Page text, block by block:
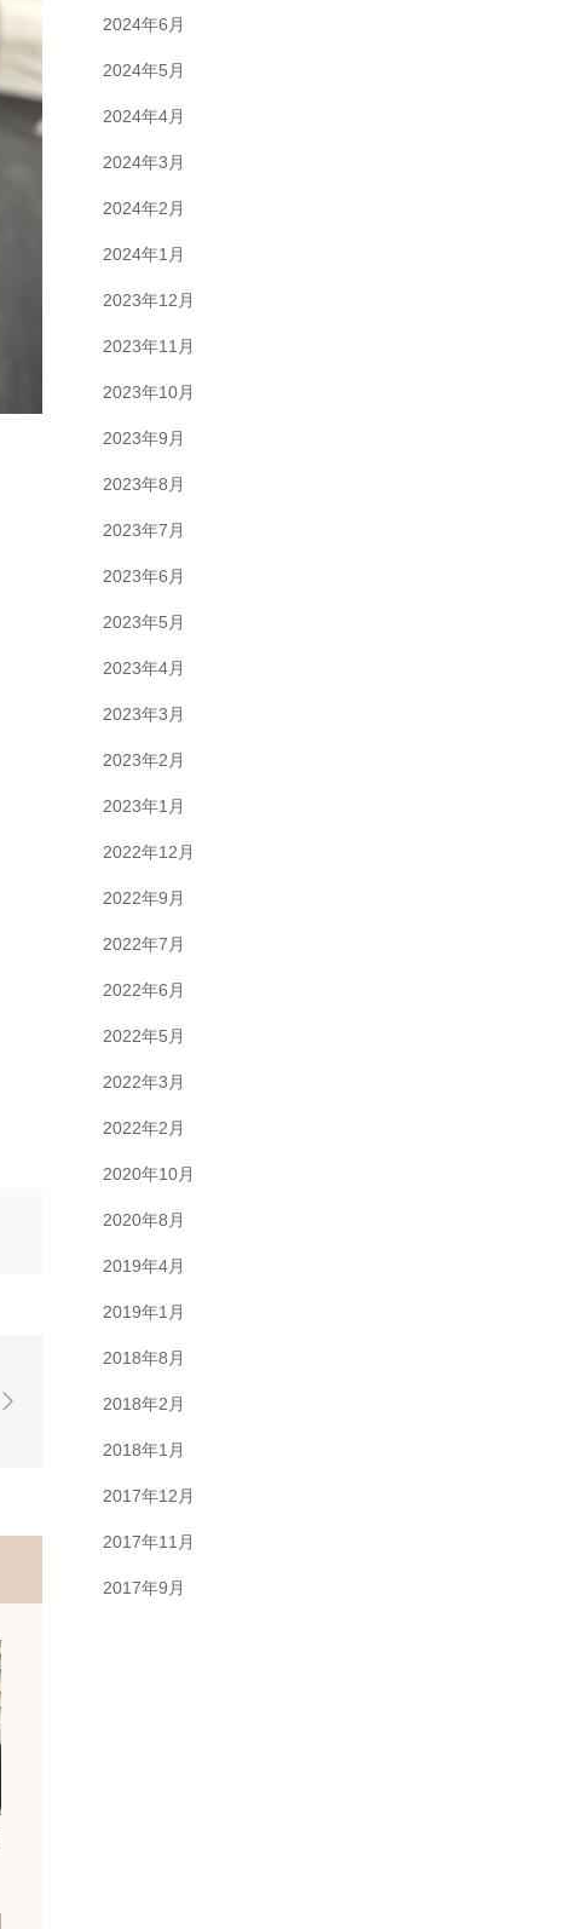
2024年6月
2024年5月
2024年4月
2024年3月
2024年2月
2024年1月
2023年12月
2023年11月
2023年10月
2023年9月
2023年8月
2023年7月
2023年6月
2023年5月
2023年4月
2023年3月
2023年2月
2023年1月
2022年12月
2022年9月
2022年7月
2022年6月
2022年5月
2022年3月
2022年2月
2020年10月
2020年8月
2019年4月
2019年1月
2018年8月
2018年2月
2018年1月
2017年12月
2017年11月
2017年9月